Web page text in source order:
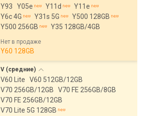
Y93 Y05e Y11d
Y11e
Y6c 4G
Y31s 5G
Y500 128GB
Y500 256GB
Y35 128GB/4GB
Нет в продаже
Y60 128GB
V (средние)
V60 Lite
V60 512GB/12GB
V70 256GB/12GB
V70 FE 256GB/8GB
V70 FE 256GB/12GB
V70 Lite 5G 128GB